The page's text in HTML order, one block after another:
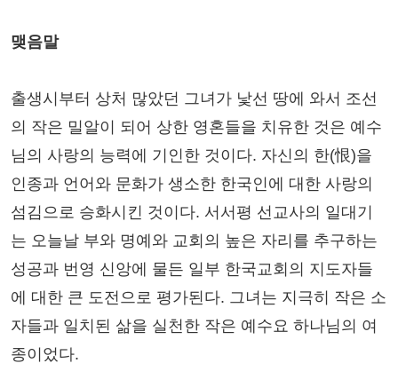
맺음말
출생시부터 상처 많았던 그녀가 낯선 땅에 와서 조선
의 작은 밀알이 되어 상한 영혼들을 치유한 것은 예수
님의 사랑의 능력에 기인한 것이다. 자신의 한(恨)을
인종과 언어와 문화가 생소한 한국인에 대한 사랑의
섬김으로 승화시킨 것이다. 서서평 선교사의 일대기
는 오늘날 부와 명예와 교회의 높은 자리를 추구하는
성공과 번영 신앙에 물든 일부 한국교회의 지도자들
에 대한 큰 도전으로 평가된다. 그녀는 지극히 작은 소
자들과 일치된 삶을 실천한 작은 예수요 하나님의 여
종이었다.